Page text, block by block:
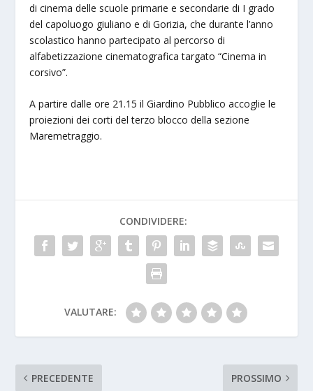
di cinema delle scuole primarie e secondarie di I grado
del capoluogo giuliano e di Gorizia, che durante l’anno
scolastico hanno partecipato al percorso di
alfabetizzazione cinematografica targato “Cinema in
corsivo”.
A partire dalle ore 21.15 il Giardino Pubblico accoglie le
proiezioni dei corti del terzo blocco della sezione
Maremetraggio.
CONDIVIDERE:
VALUTARE:
PRECEDENTE PROSSIMO